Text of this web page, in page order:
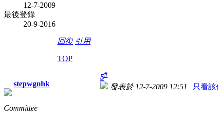
12-7-2009
最後登錄
20-9-2016
回復 引用
TOP
stepwgnhk
Committee
5#
發表於 12-7-2009 12:51 | 只看該